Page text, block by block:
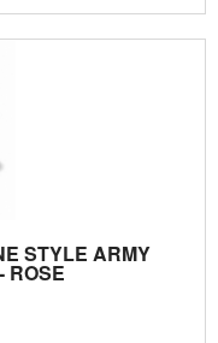
STYLE ARMY
ROSE